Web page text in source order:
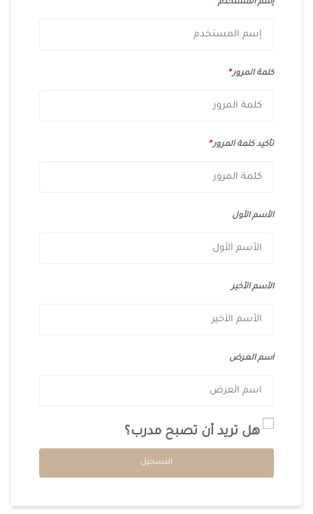
إسم المستخدم*
كلمة المرور*
تأكيد كلمة المرور*
الأسم الأول
الأسم الأخير
اسم العرض
هل تريد أن تصبح مدرب؟
التسجيل